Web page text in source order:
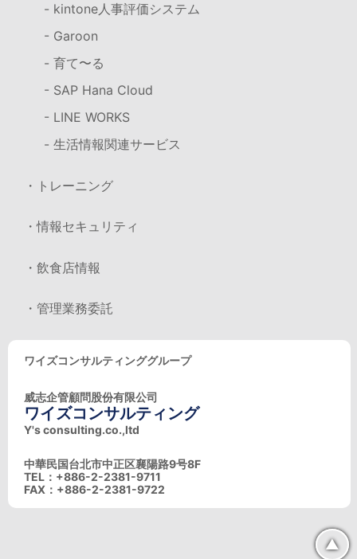
- kintone人事評価システム
- Garoon
- 育て〜る
- SAP Hana Cloud
- LINE WORKS
- 生活情報関連サービス
・トレーニング
・情報セキュリティ
・飲食店情報
・管理業務委託
ワイズコンサルティンググループ
威志企管顧問股份有限公司
ワイズコンサルティング
Y's consulting.co.,ltd
中華民国台北市中正区襄陽路9号8F
TEL：+886-2-2381-9711
FAX：+886-2-2381-9722
▲